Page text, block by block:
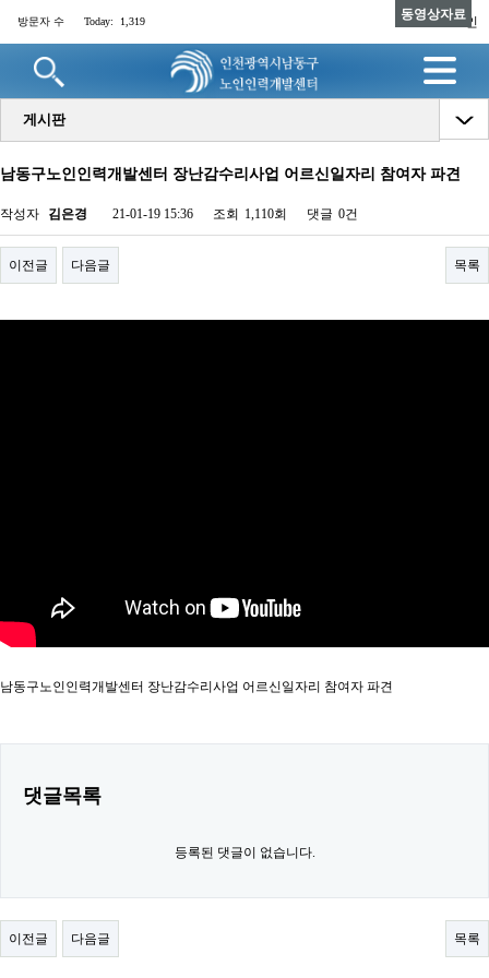
로그인
방문자 수 Today: 1,319
게시판
동영상자료
남동구노인인력개발센터 장난감수리사업 어르신일자리 참여자 파견
작성자 김은경 21-01-19 15:36 조회 1,110회 댓글 0건
이전글 다음글 목록
남동구노인인력개발센터 장난감수리사업 어르신일자리 참여자 파견
댓글목록
등록된 댓글이 없습니다.
이전글 다음글 목록